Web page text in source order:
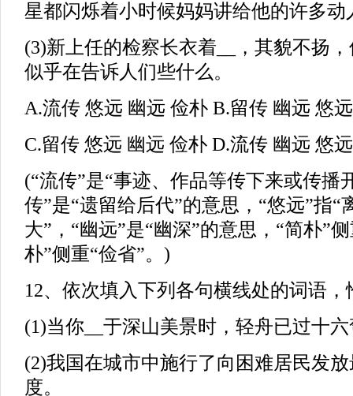
星都闪烁着小时候妈妈讲给他的许多动
(3)新上任的检察长衣着__，其貌不扬
似乎在告诉人们些什么。
A.流传 悠远 幽远 俭朴 B.留传 幽远 悠
C.留传 悠远 幽远 俭朴 D.流传 幽远 悠
(“流传”是“事迹、作品等传下来或传播
传”是“遗留给后代”的意思，“悠远”指“
大”，“幽远”是“幽深”的意思，“简朴”
朴”侧重“俭省”。)
12、依次填入下列各句横线处的词语
(1)当你__于深山美景时，轻舟已过十
(2)我国在城市中施行了向困难居民发
度。